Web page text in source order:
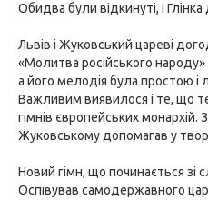
Обидва були відкинуті, і
Львів і Жуковський цареві
«Молитва російського народу»
а його мелодія була простою і
Важливим виявилося і те, що
гімнів європейських монархій.
Жуковському допомагав у
Новий гімн, що починається зі
Оспівував самодержавного